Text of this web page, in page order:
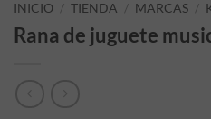
INICIO / TIENDA / MARCAS /
Rana de juguete